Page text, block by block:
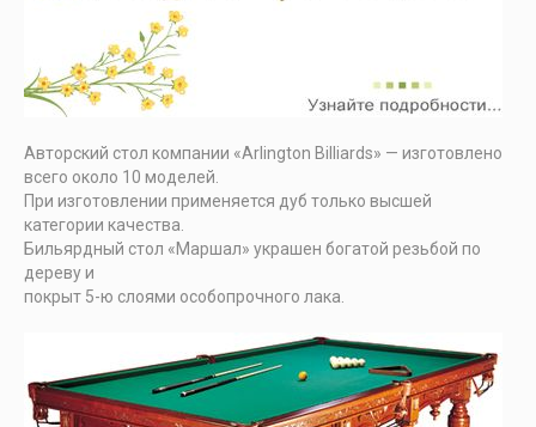
Авторский стол компании «Arlington Billiards» — изготовлено
всего около 10 моделей.
При изготовлении применяется дуб только высшей
категории качества.
Бильярдный стол «Маршал» украшен богатой резьбой по
дереву и
покрыт 5-ю слоями особопрочного лака.